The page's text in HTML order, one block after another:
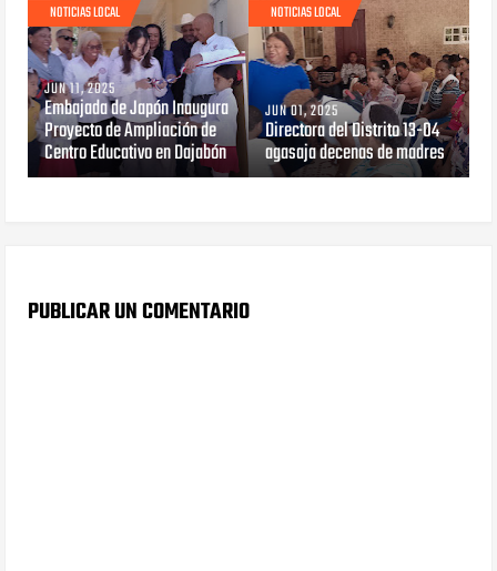
NOTICIAS LOCAL
JUN 11, 2025
Embajada de Japón Inaugura
Proyecto de Ampliación de
Centro Educativo en Dajabón
NOTICIAS LOCAL
JUN 01, 2025
Directora del Distrito 13-04
agasaja decenas de madres
PUBLICAR UN COMENTARIO